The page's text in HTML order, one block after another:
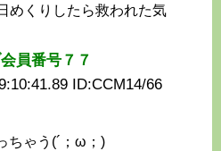
めくりしたら救われた気
員番号７７
ID:CCM14/66
ちゃう(´；ω；)